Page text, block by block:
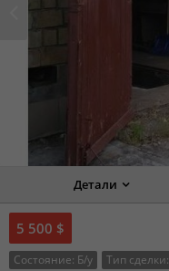
Детали
5 500 $
Состояние: Б/у Тип сделки: